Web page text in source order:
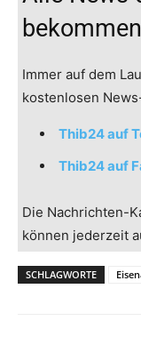
bekommen
Immer auf dem
kostenlosen
Thib24 auf
Thib24 auf
Die Nachrichten-
können jederzeit
SCHLAGWORTE